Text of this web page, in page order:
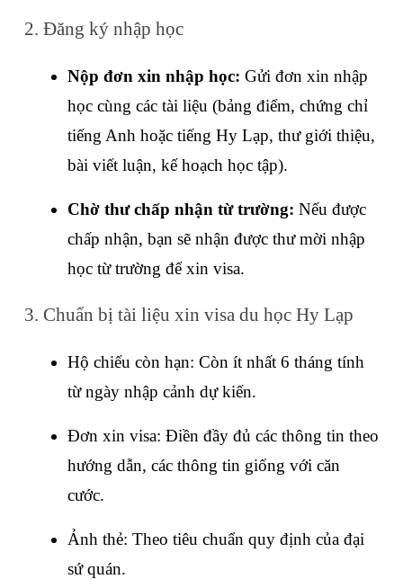
2. Đăng ký nhập học
Nộp đơn xin nhập học: Gửi đơn xin nhập
học cùng các tài liệu (bảng điểm, chứng chỉ
tiếng Anh hoặc tiếng Hy Lạp, thư giới thiệu,
bài viết luận, kế hoạch học tập).
Chờ thư chấp nhận từ trường: Nếu được
chấp nhận, bạn sẽ nhận được thư mời nhập
học từ trường để xin visa.
3. Chuẩn bị tài liệu xin visa du học Hy Lạp
Hộ chiếu còn hạn: Còn ít nhất 6 tháng tính
từ ngày nhập cảnh dự kiến.
Đơn xin visa: Điền đầy đủ các thông tin theo
hướng dẫn, các thông tin giống với căn
cước.
Ảnh thẻ: Theo tiêu chuẩn quy định của đại
sứ quán.